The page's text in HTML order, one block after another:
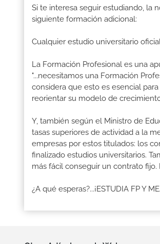
Si te interesa seguir estudiando, la
siguiente formación adicional:
Cualquier estudio universitario
La Formación Profesional es una
"...necesitamos una Formación
considera que esto es esencial
reorientar su modelo de
Y, también según el Ministro de
tasas superiores de actividad a la
empresas por estos titulados: los
finalizado estudios universitarios.
más fácil conseguir un contrato
¿A qué esperas?...¡ESTUDIA FP Y